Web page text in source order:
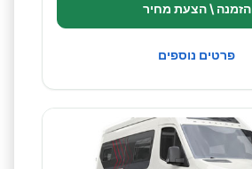
הזמנה \ הצעת מחיר
פרטים נוספים